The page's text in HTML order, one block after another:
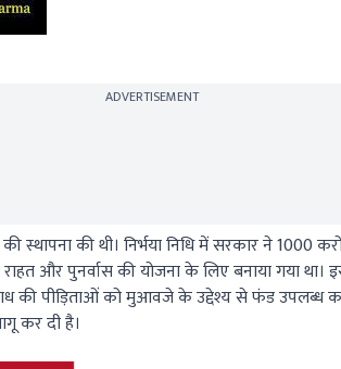
ADVERTISEMENT
स्थापना की थी। निर्भया निधि में सरकार ने 1000
और पुनर्वास की योजना के लिए बनाया गया था।
की पीड़िताओं को मुआवजे के उद्देश्य से फंड उपलब्ध
कर दी है।